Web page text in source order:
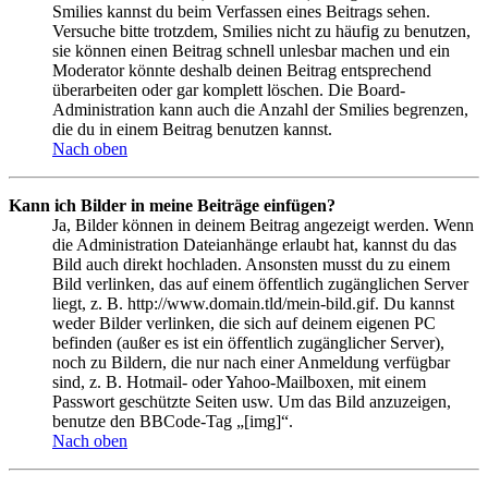
Smilies kannst du beim Verfassen eines Beitrags sehen.
Versuche bitte trotzdem, Smilies nicht zu häufig zu benutzen,
sie können einen Beitrag schnell unlesbar machen und ein
Moderator könnte deshalb deinen Beitrag entsprechend
überarbeiten oder gar komplett löschen. Die Board-
Administration kann auch die Anzahl der Smilies begrenzen,
die du in einem Beitrag benutzen kannst.
Nach oben
Kann ich Bilder in meine Beiträge einfügen?
Ja, Bilder können in deinem Beitrag angezeigt werden. Wenn
die Administration Dateianhänge erlaubt hat, kannst du das
Bild auch direkt hochladen. Ansonsten musst du zu einem
Bild verlinken, das auf einem öffentlich zugänglichen Server
liegt, z. B. http://www.domain.tld/mein-bild.gif. Du kannst
weder Bilder verlinken, die sich auf deinem eigenen PC
befinden (außer es ist ein öffentlich zugänglicher Server),
noch zu Bildern, die nur nach einer Anmeldung verfügbar
sind, z. B. Hotmail- oder Yahoo-Mailboxen, mit einem
Passwort geschützte Seiten usw. Um das Bild anzuzeigen,
benutze den BBCode-Tag „[img]“.
Nach oben